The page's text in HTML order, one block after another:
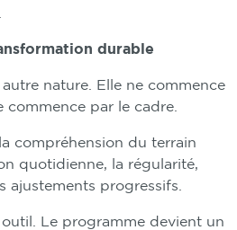
durable
nature. Elle ne commence
par le cadre.
compréhension du terrain
quotidienne, la régularité,
ajustements progressifs.
Le programme devient un